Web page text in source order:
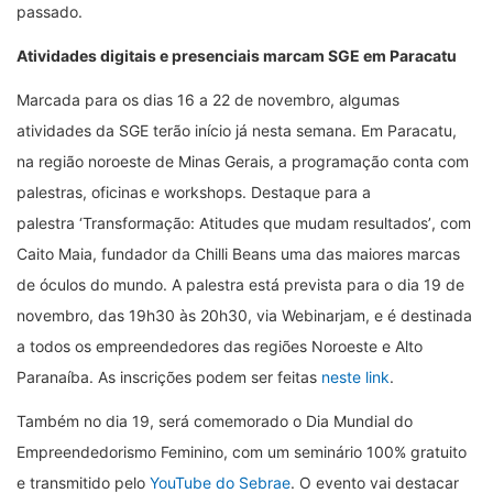
passado.
Atividades digitais e presenciais marcam SGE em Paracatu
Marcada para os dias 16 a 22 de novembro, algumas
atividades da SGE terão início já nesta semana. Em Paracatu,
na região noroeste de Minas Gerais, a programação conta com
palestras, oficinas e workshops. Destaque para a
palestra ‘Transformação: Atitudes que mudam resultados’, com
Caito Maia, fundador da Chilli Beans uma das maiores marcas
de óculos do mundo. A palestra está prevista para o dia 19 de
novembro, das 19h30 às 20h30, via Webinarjam, e é destinada
a todos os empreendedores das regiões Noroeste e Alto
Paranaíba. As inscrições podem ser feitas neste link.
Também no dia 19, será comemorado o Dia Mundial do
Empreendedorismo Feminino, com um seminário 100% gratuito
e transmitido pelo YouTube do Sebrae. O evento vai destacar